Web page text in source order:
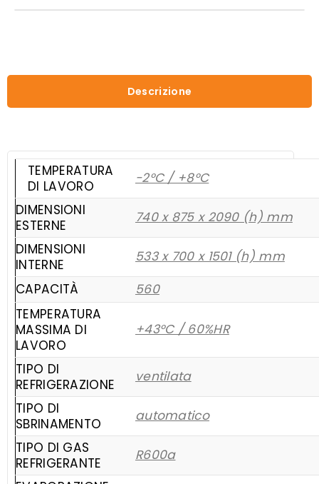
UGN650TN
Descrizione
TEMPERATURA
DI LAVORO
-2°C / +8°C
DIMENSIONI
ESTERNE
740 x 875 x 2090 (h) mm
DIMENSIONI
INTERNE
533 x 700 x 1501 (h) mm
CAPACITÀ
560
TEMPERATURA
MASSIMA DI
LAVORO
+43°C / 60%HR
TIPO DI
REFRIGERAZIONE
ventilata
TIPO DI
SBRINAMENTO
automatico
TIPO DI GAS
REFRIGERANTE
R600a